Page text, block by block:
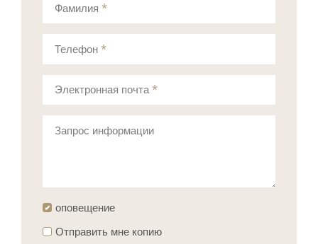
Телефон *
Запрос информации
Фамилия *
Электронная почта*
оповещение
Отправить мне копию